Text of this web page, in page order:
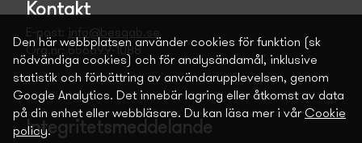
Kontakt
E-post:
info@besqab.se
Org.nr: 556699-1088
Integritetsmeddelande
Den här webbplatsen använder cookies för funktion (sk
nödvändiga cookies) och för analysändamål, inklusive
statistik och förbättring av användarupplevelsen, genom
Google Analytics. Det innebär lagring eller åtkomst av data
på din enhet eller webbläsare. Du kan läsa mer i vår Cookie
policy.